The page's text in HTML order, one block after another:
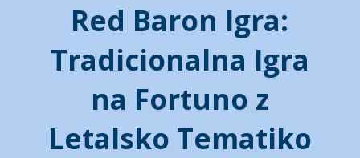
Red Baron Igra:
Tradicionalna Igra
na Fortuno z
Letalsko Tematiko